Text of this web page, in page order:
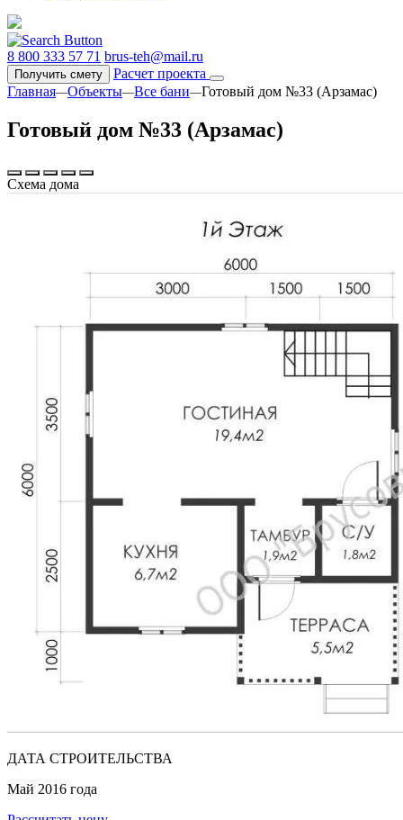
8 800 333 57 71 brus-teh@mail.ru
Получить смету
Расчет проекта
Главная—Объекты—Все бани—Готовый дом №33 (Арзамас)
Готовый дом №33 (Арзамас)
Схема дома
ДАТА СТРОИТЕЛЬСТВА
Май 2016 года